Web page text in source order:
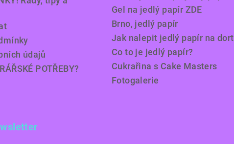
údajů
POTŘEBY?
Gel na jedlý papír ZDE
Brno, jedlý papír
Jak nalepit jedlý papír na dort
Co to je jedlý papír?
Cukrařina s Cake Masters
Fotogalerie